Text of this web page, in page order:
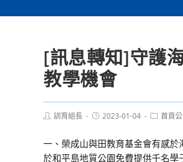
[訊息轉知]守護
教學機會
Post訓育組長
Post2023-01-04
Post首頁
一、榮成山與田教育基金會有感
於和平島地質公園免費提供千名學